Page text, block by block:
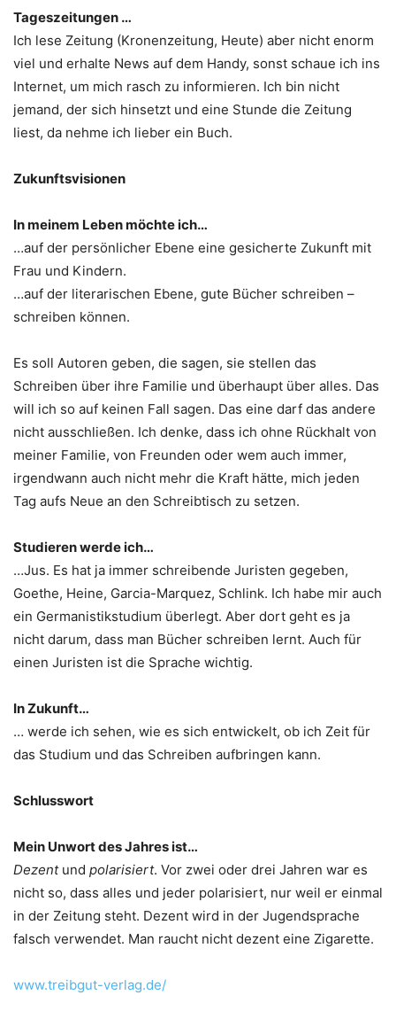
Tageszeitungen …
Ich lese Zeitung (Kronenzeitung, Heute) aber nicht enorm
viel und erhalte News auf dem Handy, sonst schaue ich ins
Internet, um mich rasch zu informieren. Ich bin nicht
jemand, der sich hinsetzt und eine Stunde die Zeitung
liest, da nehme ich lieber ein Buch.
Zukunftsvisionen
In meinem Leben möchte ich…
…auf der persönlicher Ebene eine gesicherte Zukunft mit
Frau und Kindern.
…auf der literarischen Ebene, gute Bücher schreiben –
schreiben können.
Es soll Autoren geben, die sagen, sie stellen das
Schreiben über ihre Familie und überhaupt über alles. Das
will ich so auf keinen Fall sagen. Das eine darf das andere
nicht ausschließen. Ich denke, dass ich ohne Rückhalt von
meiner Familie, von Freunden oder wem auch immer,
irgendwann auch nicht mehr die Kraft hätte, mich jeden
Tag aufs Neue an den Schreibtisch zu setzen.
Studieren werde ich…
…Jus. Es hat ja immer schreibende Juristen gegeben,
Goethe, Heine, Garcia-Marquez, Schlink. Ich habe mir auch
ein Germanistikstudium überlegt. Aber dort geht es ja
nicht darum, dass man Bücher schreiben lernt. Auch für
einen Juristen ist die Sprache wichtig.
In Zukunft…
… werde ich sehen, wie es sich entwickelt, ob ich Zeit für
das Studium und das Schreiben aufbringen kann.
Schlusswort
Mein Unwort des Jahres ist…
Dezent und polarisiert. Vor zwei oder drei Jahren war es
nicht so, dass alles und jeder polarisiert, nur weil er einmal
in der Zeitung steht. Dezent wird in der Jugendsprache
falsch verwendet. Man raucht nicht dezent eine Zigarette.
www.treibgut-verlag.de/